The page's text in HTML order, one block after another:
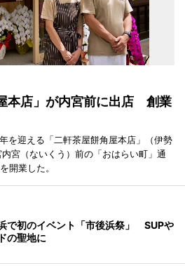
本店」が内宮前に出店 創業
を迎える「二軒茶屋餅角屋本店」（伊勢
宮（ないくう）前の「おはらい町」通
開業した。
で初のイベント「市後浜祭」 SUPや
の聖地に